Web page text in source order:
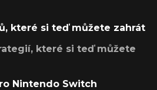
které si teď můžete zahrát
které si teď můžete
Nintendo Switch